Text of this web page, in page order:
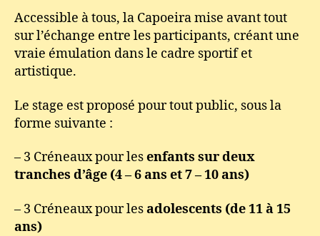
Accessible à tous, la Capoeira mise avant tout
sur l’échange entre les participants, créant une
vraie émulation dans le cadre sportif et
artistique.
Le stage est proposé pour tout public, sous la
forme suivante :
– 3 Créneaux pour lesenfants sur deux
tranches d’âge (4 – 6 ans et 7 – 10 ans)
– 3 Créneaux pour lesadolescents (de 11 à 15
ans)